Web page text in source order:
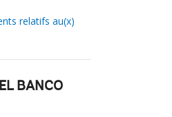
relatifs au(x)
BANCO